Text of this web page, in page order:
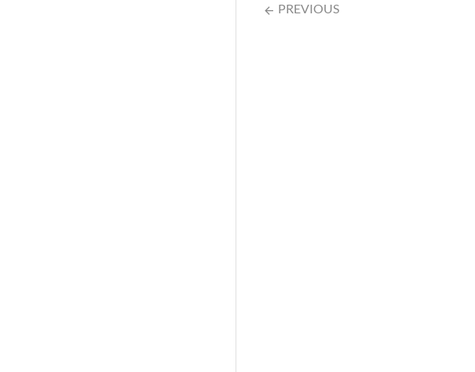
arrow_backward PREVIOUS